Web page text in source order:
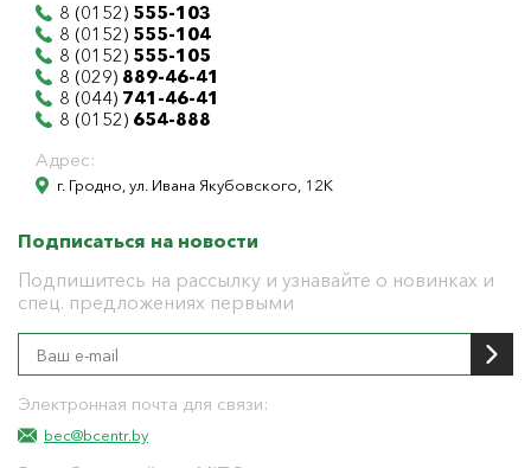
8 (0152) 555-103
8 (0152) 555-104
8 (0152) 555-105
8 (029) 889-46-41
8 (044) 741-46-41
8 (0152) 654-888
Адрес:
г. Гродно, ул. Ивана Якубовского, 12К
Подписаться на новости
Подпишитесь на рассылку и узнавайте о новинках и
спец. предложениях первыми
Электронная почта для связи:
bec@bcentr.by